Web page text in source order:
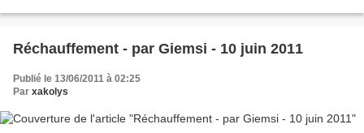
Réchauffement - par Giemsi - 10 juin 2011
Publié le 13/06/2011 à 02:25
Par xakolys